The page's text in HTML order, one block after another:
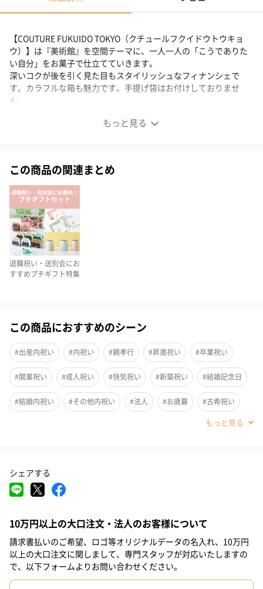
もっと見る
【COUTURE FUKUIDO TOKYO（クチュールフクイドウトウキョ
ウ）】は『美術館』を空間テーマに、一人一人の「こうでありた
い自分」をお菓子で仕立てていきます。
深いコクが後を引く見た目もスタイリッシュなフィナンシェで
す。カラフルな箱も魅力です。手提げ袋はお付けしておりませ
ん。
深いコクが後を引く見た目もスタイリッシュなフィナンシェで
す。
四角い箱に並ぶフィナンシェは目にも鮮やかです。
新感覚フィナンシェ
通常では表現しにくいキューブ状に仕上げている新感覚のフィナ
ンシェです。 色や味、各種違った味わいを
楽しめます。
種類が豊富で楽しい
多種の色で気分が高揚します。
スタイリッシュなギフトケース
落ち着いた黒がベース
この商品の関連まとめ
退職祝い・送別会にお
すすめプチギフト特集
この商品におすすめのシーン
#出産内祝い #内祝い #親孝行 #昇進祝い #卒業祝い
#開業祝い #成人祝い #快気祝い #新築祝い #結婚記念日
#結婚内祝い #その他内祝い #法人 #お歳暮 #古希祝い
#サプライズ
#入学祝い
#退職祝い #送別会 #還暦祝い #取引先男性 #姉
#息子 #娘 #姪 #甥 #部下男性 #部下女性 #義父
#義母 #妹 #取引先女性 #親戚男性 #親戚女性
シェアする
10万円以上の大口注文・法人のお客様について
請求書払いのご希望、ロゴ等オリジナルデータの名入れ、10万円
以上の大口注文に関しまして、専門スタッフが対応いたしますの
で、以下フォームよりお問い合わせください。